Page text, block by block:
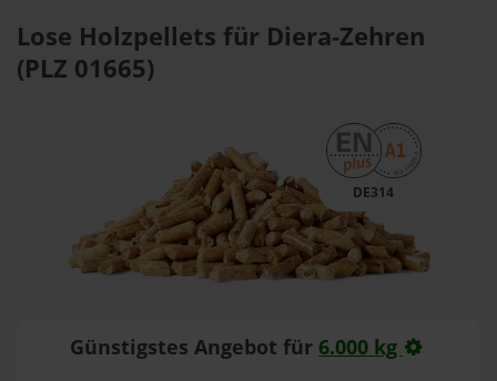
Lose Holzpellets für Diera-Zehren
(PLZ 01665)
DE314
Günstigstes Angebot für 6.000 kg